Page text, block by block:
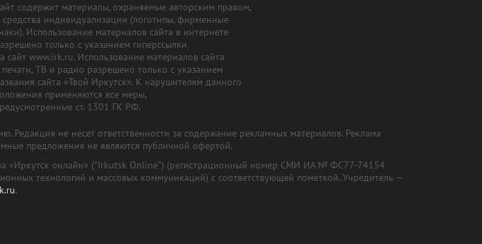
содержит материалы, охраняемые авторским правом,
средства индивидуализации (логотипы, фирменные
Использование материалов сайта в интернете
только с указанием гиперссылки
сайт www.irk.ru. Использование материалов сайта
печати, ТВ и радио разрешено только с указанием
сайта «Твой Иркутск». К нарушителям данного
применяются все меры,
ст. 1301 ГК РФ.
Редакция не несет ответственности за содержание рекламных материалов. Реклама
предложения не являются публичной офертой.
«Иркутск онлайн» ("Irkutsk Online") (регистрационный номер СМИ ИА № ФС77-74154
технологий и массовых коммуникаций) с соответствующей пометкой. Учредитель —
.